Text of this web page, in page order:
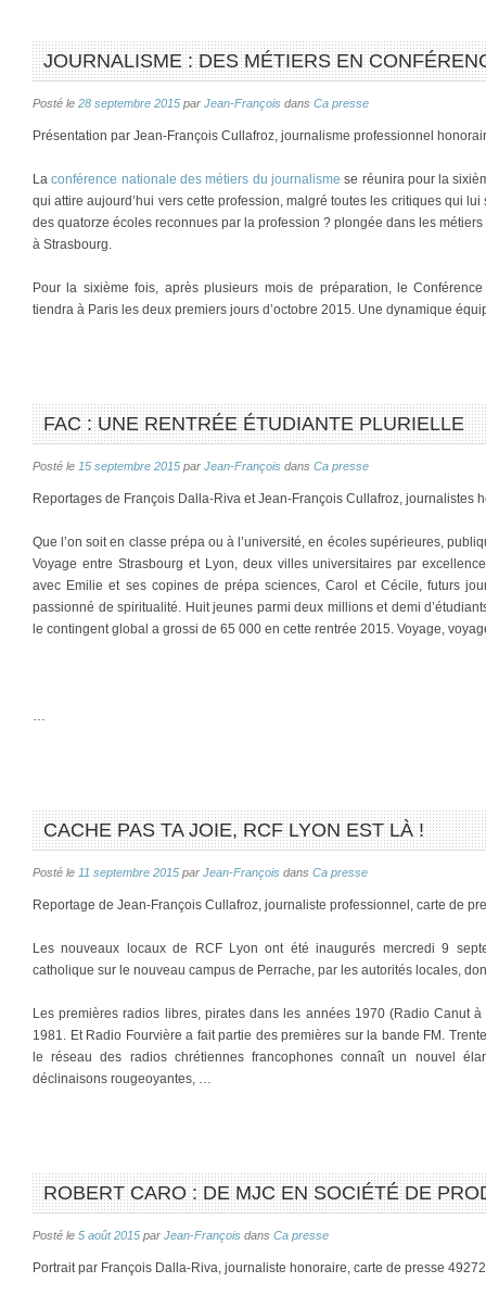
JOURNALISME : DES MÉTIERS EN
Posté le 28 septembre 2015 par Jean-François dans Ca presse
Présentation par Jean-François Cullafroz, journalisme professionnel
Laconférence nationale des métiers du journalismese réunira pour la
qui attire aujourd’hui vers cette profession, malgré toutes les critiques qui
des quatorze écoles reconnues par la profession ? plongée dans les
à Strasbourg.
Pour la sixième fois, après plusieurs mois de préparation, le
tiendra à Paris les deux premiers jours d’octobre 2015. Une dynamique
FAC : UNE RENTRÉE ÉTUDIANTE PLURIELLE
Posté le 15 septembre 2015 par Jean-François dans Ca presse
Reportages de François Dalla-Riva et Jean-François Cullafroz, journalistes
Que l’on soit en classe prépa ou à l’université, en écoles supérieures,
Voyage entre Strasbourg et Lyon, deux villes universitaires par
avec Emilie et ses copines de prépa sciences, Carol et Cécile, futurs
passionné de spiritualité. Huit jeunes parmi deux millions et demi
le contingent global a grossi de 65 000 en cette rentrée 2015. Voyage,
…
CACHE PAS TA JOIE, RCF LYON EST LÀ !
Posté le 11 septembre 2015 par Jean-François dans Ca presse
Reportage de Jean-François Cullafroz, journaliste professionnel, carte de
Les nouveaux locaux de RCF Lyon ont été inaugurés mercredi 9
catholique sur le nouveau campus de Perrache, par les autorités locales,
Les premières radios libres, pirates dans les années 1970 (Radio Canut
1981. Et Radio Fourvière a fait partie des premières sur la bande FM.
le réseau des radios chrétiennes francophones connaît un nouvel
déclinaisons rougeoyantes, …
ROBERT CARO : DE MJC EN SOCIÉTÉ DE
Posté le 5 août 2015 par Jean-François dans Ca presse
Portrait par François Dalla-Riva, journaliste honoraire, carte de presse 49272